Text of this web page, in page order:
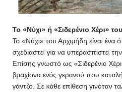
Το «Νύχι» ή «Σιδερένιο Χέρι»
Το «Νύχι» του Αρχιμήδη είναι ένα
σχεδιαστεί για να υπερασπιστεί
Επίσης γνωστό ως «Σιδερένιο
βραχίονα ενός γερανού που
γάντζο. Σε κάθε επίθεση γινόταν